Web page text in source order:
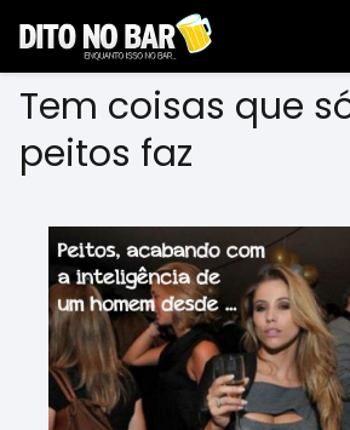
Tem coisas que
peitos faz